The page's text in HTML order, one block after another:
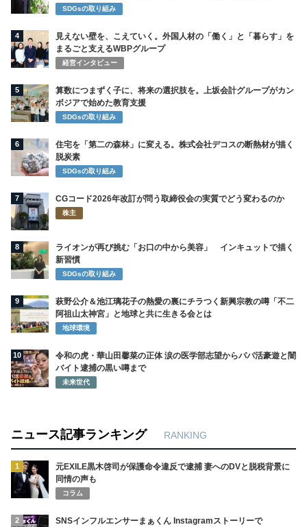
SDGsの取り組み
4
見えない壁を、こえていく。外国人材の「働く」と「暮らす」を
まるごと支えるWBPグループ
経営インタビュー
5
算数につまずく子に、将来の選択肢を。上坂会計グループがカン
ボジアで始めた教育支援
SDGsの取り組み
6
住宅を「第二の森林」に変える。株式会社デコスの断熱材が描く
脱炭素
SDGsの取り組み
7 CGコード2026年改訂が問う取締役会の実質でどう変わるのか
株主
8
ライオンが再び挑む「お口の中から美容」 インキュットで描く
新習慣
SDGsの取り組み
9
萩野公介＆池江璃花子の熱愛の裏にチラつく新興宗教の噂「不二
阿祖山太神宮」と地球と共に生きる会とは
地球環境
10
令和の虎・華山田馨菜の正体 涙の医学部志望からパパ活豪遊と闇
バイト逮捕の黒い噂まで
未来世代
ニュース記事ランキング RANKING
1
元EXILE黒木啓司が保護命令違反で逮捕 妻へのDVと脱税背景に
同情の声も
コラム
2
SNSインフルエンサーまぁくん Instagramストーリーで